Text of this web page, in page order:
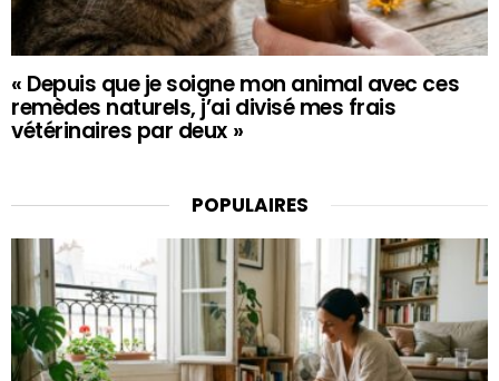
« Depuis que je soigne mon animal avec ces
remèdes naturels, j’ai divisé mes frais
vétérinaires par deux »
POPULAIRES